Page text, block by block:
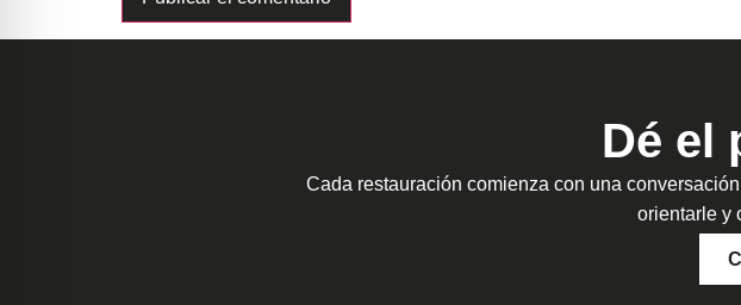
Dé el
Cada restauración comienza con una
orientarle y